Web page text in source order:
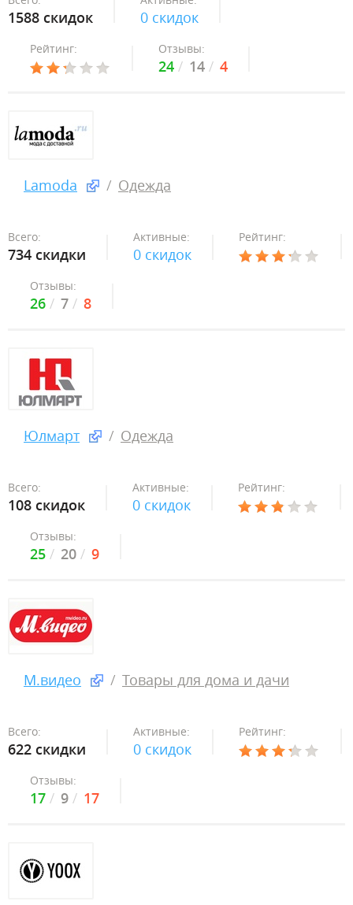
1588 скидок 0 скидок
Рейтинг: Отзывы:
24 14 4
Lamoda Одежда
Всего:
734 скидки
Активные:
0 скидок
Рейтинг:
Отзывы:
26 7 8
Юлмарт Одежда
Всего:
108 скидок
Активные:
0 скидок
Рейтинг:
Отзывы:
25 20 9
М.видео Товары для дома и дачи
Всего:
622 скидки
Активные:
0 скидок
Рейтинг:
Отзывы:
17 9 17